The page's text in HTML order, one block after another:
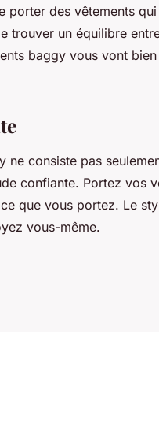
porter des vêtements
trouver un équilibre
baggy vous vont
ne consiste pas
confiante. Portez vos
que vous portez. Le
vous-même.